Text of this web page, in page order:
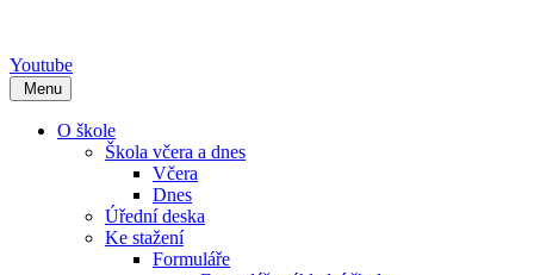
Youtube
Menu
O škole
Škola včera a dnes
Včera
Dnes
Úřední deska
Ke stažení
Formuláře